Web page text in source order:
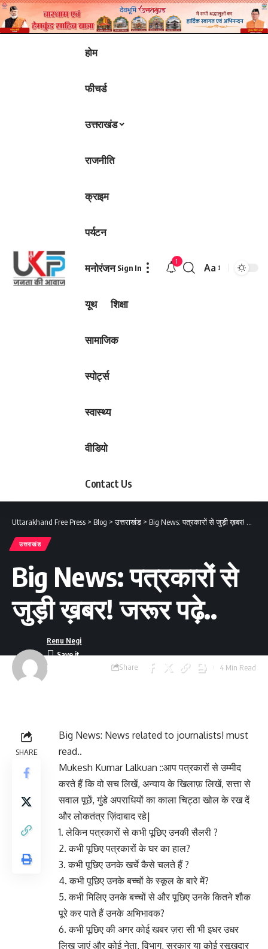
होम
फीचर्ड
उत्तराखंड
राजनीति
क्राइम
पर्यटन
मनोरंजन
यूथ शिक्षा
सामाजिक
स्पोर्ट्स
स्वास्थ्य
वीडियो
Contact Us
Sign In
1
Font
Aa
Uttarakhand Free Press > Blog >उत्तराखंड > Big News: पत्रकारों से जुड़ी ख़बर! जरूर पढ़े..
उत्तराखंड
Big News: पत्रकारों से
जुड़ी ख़बर! जरूर पढ़े..
Last updated:
Renu Negi
Share 4 Min Read
SHARE
Big News: News related to journalists! must
read..
Mukesh Kumar Lalkuan ::आप पत्रकारों से उम्मीद
करते हैं कि वो सच लिखें, अन्याय के खिलाफ़ लिखें, सत्ता से
सवाल पूछें, गुंडे अपराधियों का काला चिट्ठा खोल के रख दें
और लोकतंत्र ज़िंदाबाद रहे|
1. लेकिन पत्रकारों से कभी पूछिए उनकी सैलरी ?
2. कभी पूछिए पत्रकारों के घर का हाल?
3. कभी पूछिए उनके खर्चे कैसे चलते हैं ?
4. कभी पूछिए उनके बच्चों के स्कूल के बारे में?
5. कभी मिलिए उनके बच्चों से और पूछिए उनके कितने शौक
पूरे कर पाते हैं उनके अभिभावक?
6. कभी पूछिए की अगर कोई खबर ज़रा सी भी इधर उधर
लिख जाएं और कोई नेता, विभाग, सरकार या कोई रसूखदार